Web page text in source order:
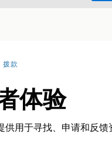
拨款
体验
用于寻找、申请和反馈